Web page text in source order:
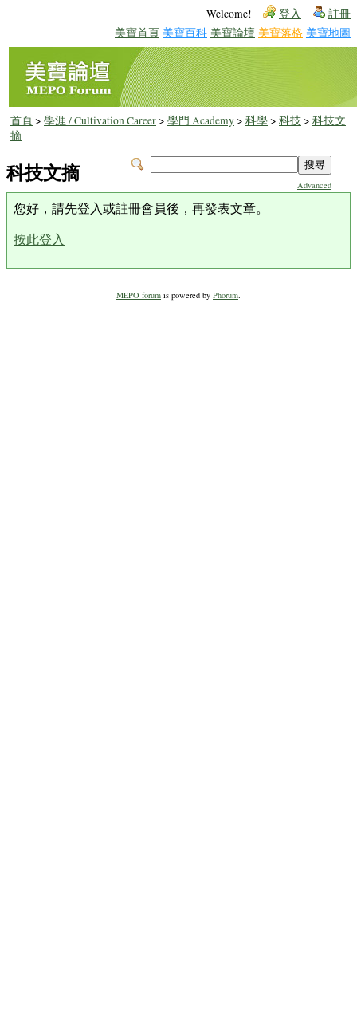
Welcome! 登入 註冊
美寶首頁 美寶百科 美寶論壇 美寶落格 美寶地圖
首頁> 學涯 / Cultivation Career> 學門 Academy> 科學> 科技> 科技文
摘
Advanced
科技文摘
您好，請先登入或註冊會員後，再發表文章。
按此登入
MEPO forum is powered by Phorum.